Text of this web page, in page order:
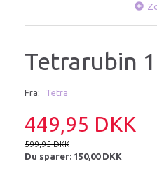
Tetrarubin
Fra: Tetra
449,95 DKK
599,95 DKK
Du sparer: 150,00 DKK